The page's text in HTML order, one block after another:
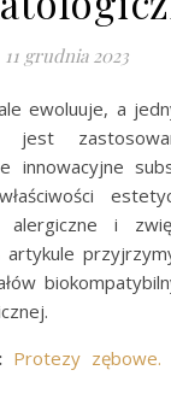
11 grudnia 2023
ewoluuje, a
jest
innowacyjne
alergiczne i
Protezy zębowe.